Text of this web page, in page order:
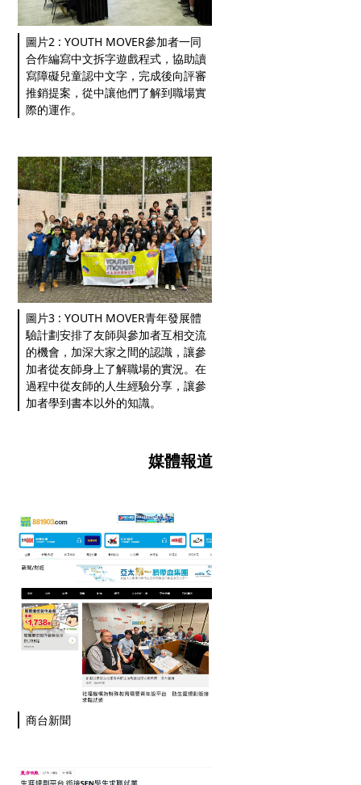
圖片2 : YOUTH MOVER參加者一同
合作編寫中文拆字遊戲程式，協助讀
寫障礙兒童認中文字，完成後向評審
推銷提案，從中讓他們了解到職場實
際的運作。
圖片3 : YOUTH MOVER青年發展體
驗計劃安排了友師與參加者互相交流
的機會，加深大家之間的認識，讓參
加者從友師身上了解職場的實況。在
過程中從友師的人生經驗分享，讓參
加者學到書本以外的知識。
媒體報道
商台新聞